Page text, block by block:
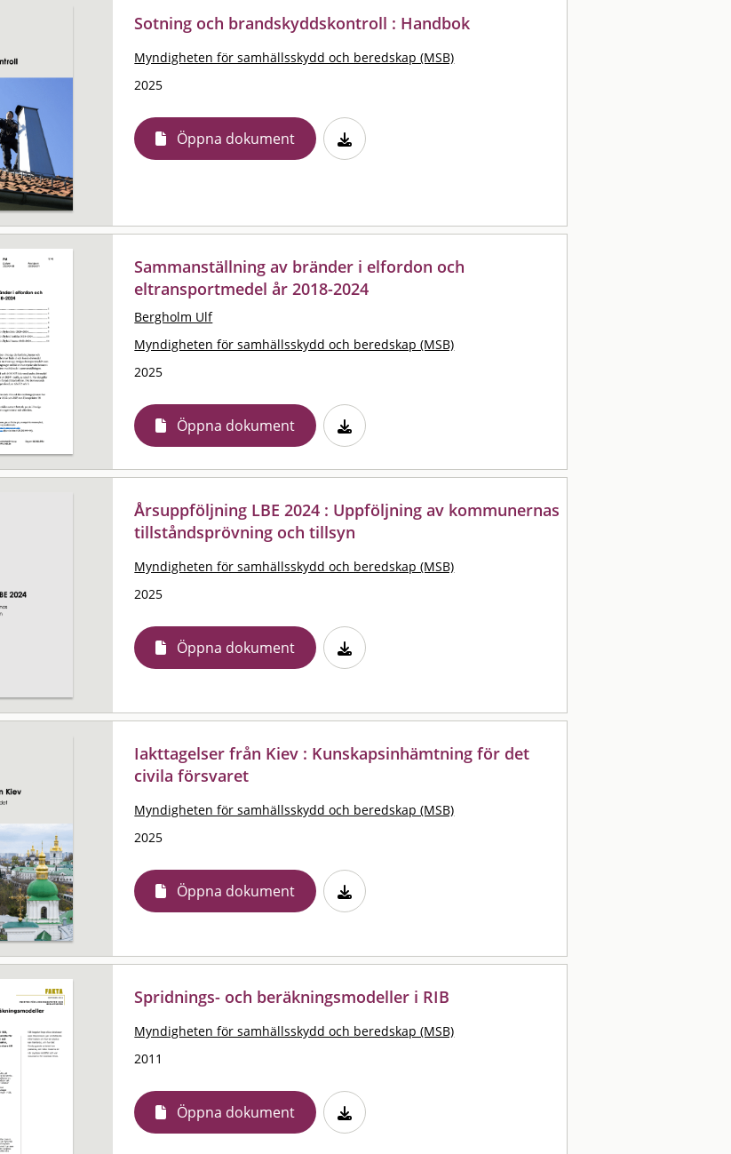
Sotning och brandskyddskontroll : Handbok
Myndigheten för samhällsskydd och beredskap (MSB)
2025
Öppna dokument
Sammanställning av bränder i elfordon och
eltransportmedel år 2018-2024
Bergholm Ulf
Myndigheten för samhällsskydd och beredskap (MSB)
2025
Öppna dokument
Årsuppföljning LBE 2024 : Uppföljning av kommunernas
tillståndsprövning och tillsyn
Myndigheten för samhällsskydd och beredskap (MSB)
2025
Öppna dokument
Iakttagelser från Kiev : Kunskapsinhämtning för det
civila försvaret
Myndigheten för samhällsskydd och beredskap (MSB)
2025
Öppna dokument
Spridnings- och beräkningsmodeller i RIB
Myndigheten för samhällsskydd och beredskap (MSB)
2011
Öppna dokument